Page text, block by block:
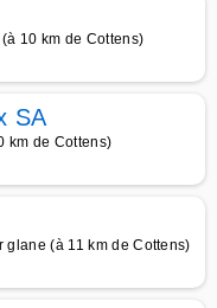
10 km de Cottens)
SA
km de Cottens)
(à 11 km de Cottens)